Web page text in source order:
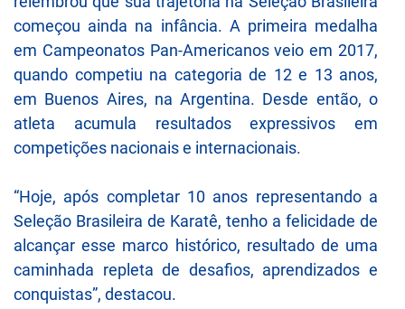
começou ainda na infância. A primeira medalha
em Campeonatos Pan-Americanos veio em 2017,
quando competiu na categoria de 12 e 13 anos,
em Buenos Aires, na Argentina. Desde então, o
atleta acumula resultados expressivos em
competições nacionais e internacionais.
“Hoje, após completar 10 anos representando a
Seleção Brasileira de Karatê, tenho a felicidade de
alcançar esse marco histórico, resultado de uma
caminhada repleta de desafios, aprendizados e
conquistas”, destacou.